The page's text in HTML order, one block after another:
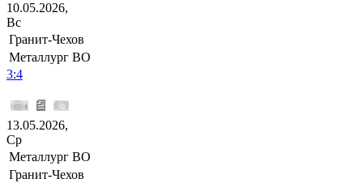
10.05.2026,
Вс
Гранит-Чехов
Металлург ВО
3:4
13.05.2026,
Ср
Металлург ВО
Гранит-Чехов